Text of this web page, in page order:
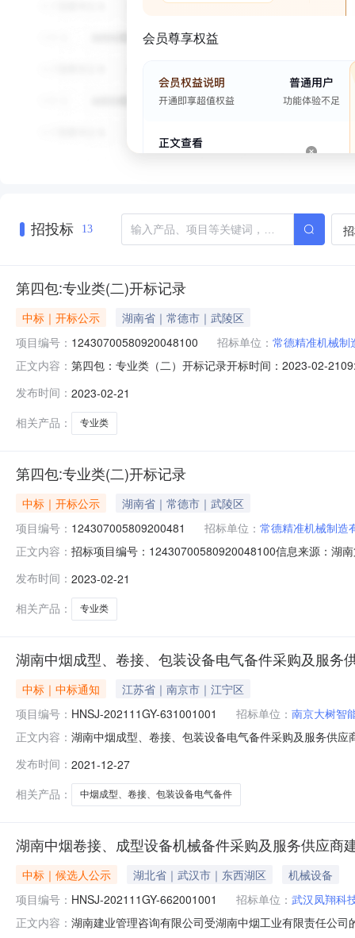
会员尊享权益
招投标 13
第四包:专业类(二)开标记录
中标｜开标公示
湖南省｜常德市｜武陵区
项目编号： 12430700580920048100 招标单位： 常德精准机械制
正文内容： 第四包：专业类（二）开标记录开标时间：2023-02-
技术标;保证金金额:0.00元,投标文件递交时间
发布时间： 2023-02-21
相关产品：
专业类
第四包:专业类(二)开标记录
中标｜开标公示
湖南省｜常德市｜武陵区
项目编号： 124307005809200481 招标单位： 常德精准机械制造
正文内容： 招标项目编号：12430700580920048100信息来源：湖
说明的，应符合甲方行业通用技术标;保证金金额:0.00元
发布时间： 2023-02-21
相关产品：
专业类
湖南中烟成型、卷接、包装设备电气备件采购及服
中标｜中标通知
江苏省｜南京市｜江宁区
项目编号： HNSJ-202111GY-631001001 招标单位： 南京大树智
正文内容： 湖南中烟成型、卷接、包装设备电气备件采购及服务供
烟成型、卷接、包装设备电气备件采购及服务供应商建
发布时间： 2021-12-27
相关产品：
中烟成型、卷接、包装设备电气备件
湖南中烟卷接、成型设备机械备件采购及服务供应
中标｜候选人公示 湖北省｜武汉市｜东西湖区
机械设备
项目编号： HNSJ-202111GY-662001001 招标单位： 武汉凤翔科
正文内容： 湖南建业管理咨询有限公司受湖南中烟工业有限责任公